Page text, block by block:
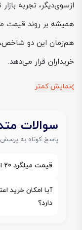
ازسوی‌دیگر، تجربه
همیشه بر روند قیمت
هم‌زمان این دو شاخص،
خریداران قرار می‌دهد.
نمایش کمتر
سوالات
پاسخ کوتاه به
قیمت میلگرد 20 اروند اهواز امروز چند است؟
دارد؟